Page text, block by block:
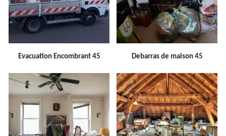
Evacuation Encombrant 45 Debarras de maison 45